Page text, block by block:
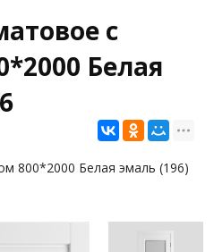
с
Белая
800*2000 Белая эмаль (196)